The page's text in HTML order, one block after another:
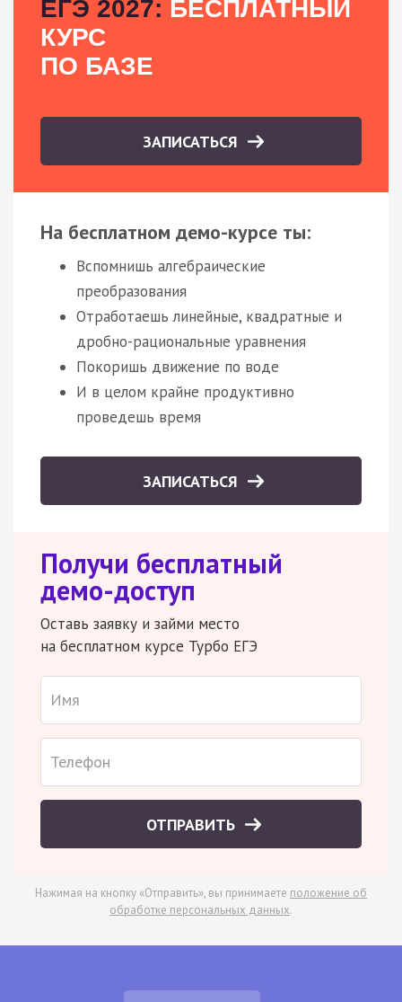
ЕГЭ 2027: БЕСПЛАТНЫЙ
КУРС
ПО БАЗЕ
ЗАПИСАТЬСЯ
На бесплатном демо-курсе ты:
Вспомнишь алгебраические
преобразования
Отработаешь линейные, квадратные и
дробно-рациональные уравнения
Покоришь движение по воде
И в целом крайне продуктивно
проведешь время
ЗАПИСАТЬСЯ
Получи бесплатный
демо-доступ
Оставь заявку и займи место
на бесплатном курсе Турбо ЕГЭ
ОТПРАВИТЬ
Нажимая на кнопку «Отправить», вы принимаете положение об
обработке персональных данных.